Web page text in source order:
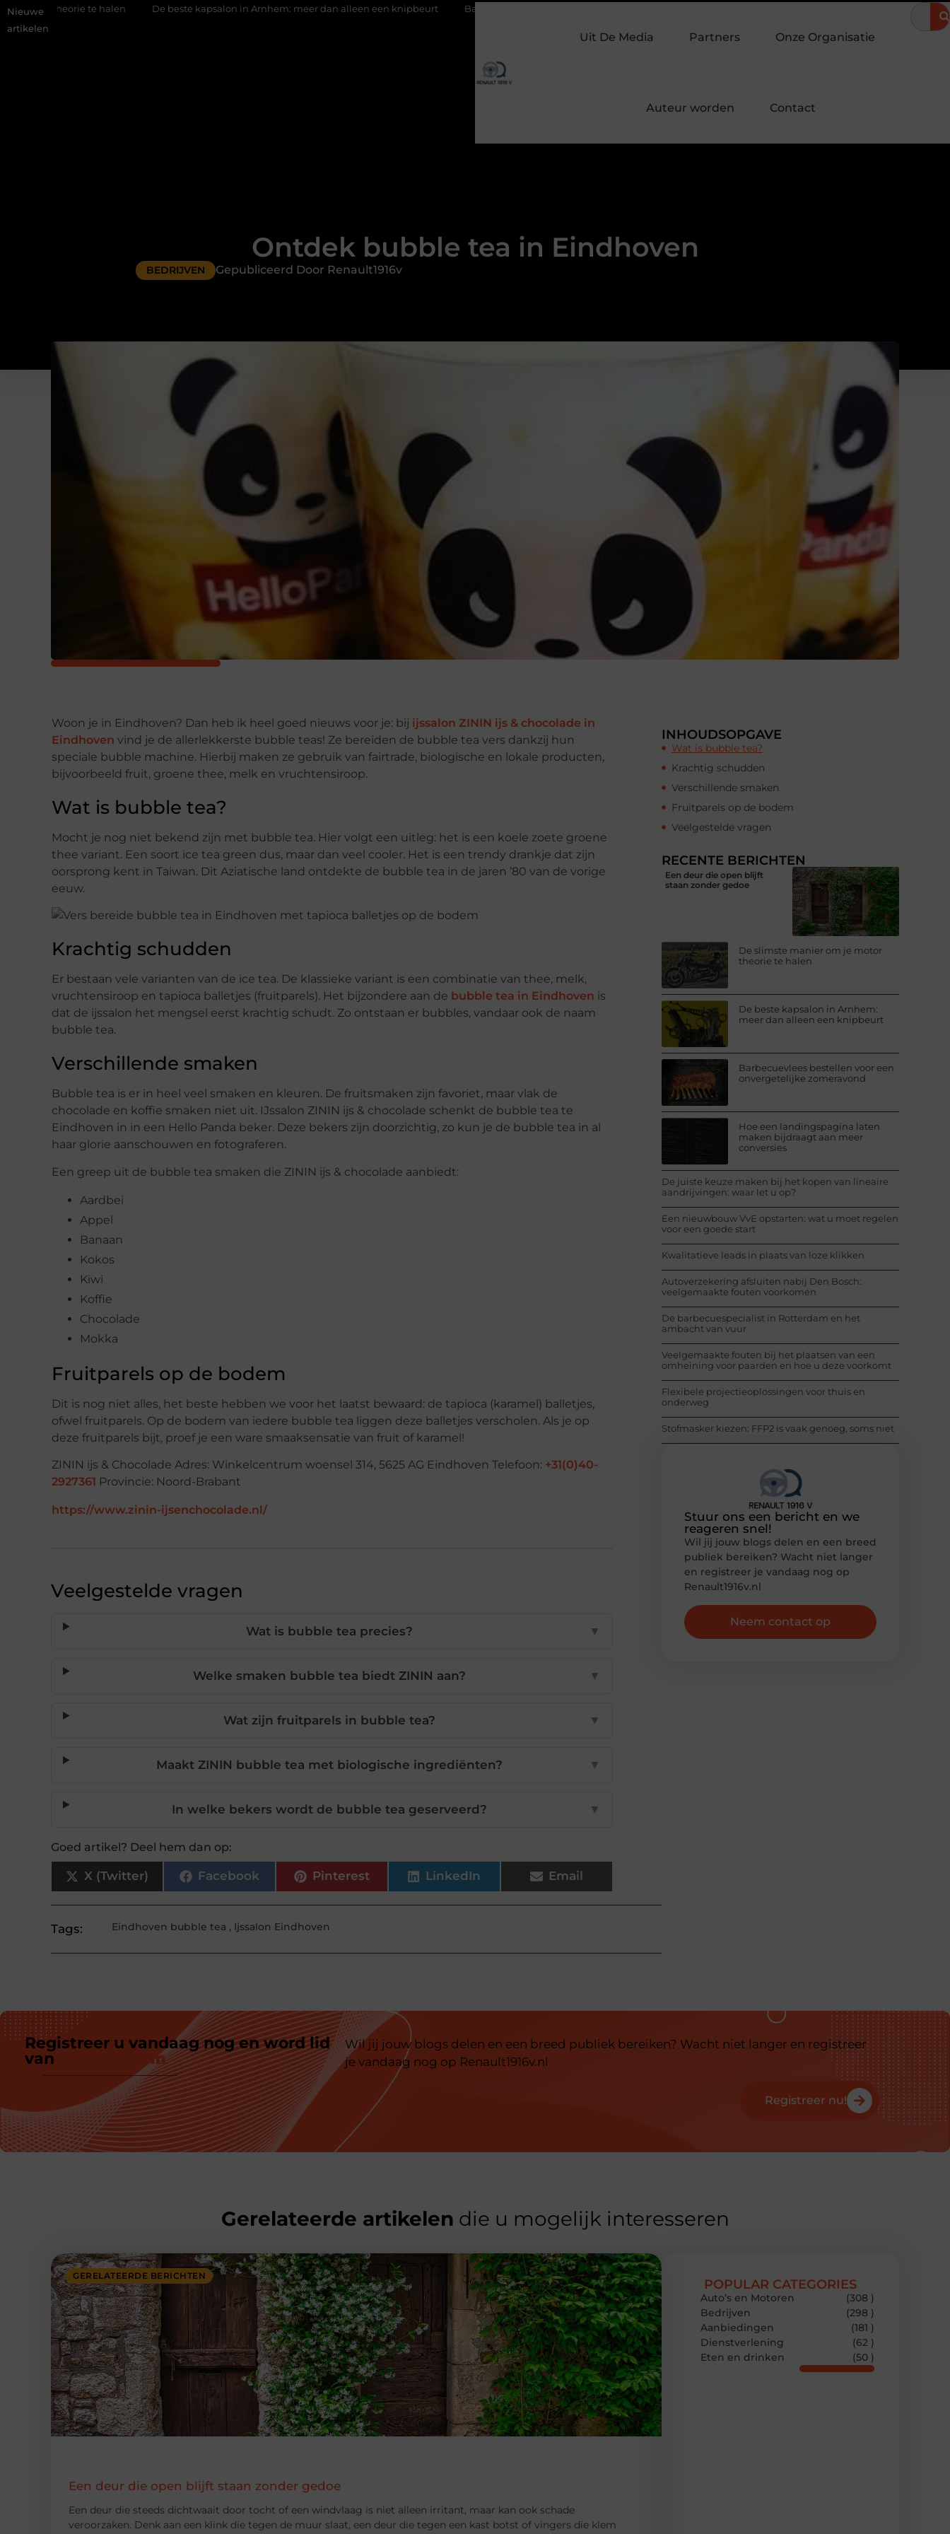
Nieuwe
artikelen
te halen De beste kapsalon in Arnhem: meer dan alleen een knipbeurt Barbecuevlees bestellen voor een onvergetelijke zomeravond Hoe een landingspagina laten maken bijdraagt aan
Uit De Media Partners Onze Organisatie
Auteur worden Contact
Ontdek bubble tea in Eindhoven
BEDRIJVEN Gepubliceerd Door Renault1916v
Woon je in Eindhoven? Dan heb ik heel goed nieuws voor je: bij ijssalon ZININ ijs & chocolade in
Eindhoven vind je de allerlekkerste bubble teas! Ze bereiden de bubble tea vers dankzij hun
speciale bubble machine. Hierbij maken ze gebruik van fairtrade, biologische en lokale producten,
bijvoorbeeld fruit, groene thee, melk en vruchtensiroop.
Wat is bubble tea?
Mocht je nog niet bekend zijn met bubble tea. Hier volgt een uitleg: het is een koele zoete groene
thee variant. Een soort ice tea green dus, maar dan veel cooler. Het is een trendy drankje dat zijn
oorsprong kent in Taiwan. Dit Aziatische land ontdekte de bubble tea in de jaren ’80 van de vorige
eeuw.
Krachtig schudden
Er bestaan vele varianten van de ice tea. De klassieke variant is een combinatie van thee, melk,
vruchtensiroop en tapioca balletjes (fruitparels). Het bijzondere aan de bubble tea in Eindhoven is
dat de ijssalon het mengsel eerst krachtig schudt. Zo ontstaan er bubbles, vandaar ook de naam
bubble tea.
Verschillende smaken
Bubble tea is er in heel veel smaken en kleuren. De fruitsmaken zijn favoriet, maar vlak de
chocolade en koffie smaken niet uit. IJssalon ZININ ijs & chocolade schenkt de bubble tea te
Eindhoven in in een Hello Panda beker. Deze bekers zijn doorzichtig, zo kun je de bubble tea in al
haar glorie aanschouwen en fotograferen.
Een greep uit de bubble tea smaken die ZININ ijs & chocolade aanbiedt:
Aardbei
Appel
Banaan
Kokos
Kiwi
Koffie
Chocolade
Mokka
Fruitparels op de bodem
Dit is nog niet alles, het beste hebben we voor het laatst bewaard: de tapioca (karamel) balletjes,
ofwel fruitparels. Op de bodem van iedere bubble tea liggen deze balletjes verscholen. Als je op
deze fruitparels bijt, proef je een ware smaaksensatie van fruit of karamel!
ZININ ijs & Chocolade Adres: Winkelcentrum woensel 314, 5625 AG Eindhoven Telefoon: +31(0)40-
2927361 Provincie: Noord-Brabant
https://www.zinin-ijsenchocolade.nl/
Veelgestelde vragen
Wat is bubble tea precies? ▼
Welke smaken bubble tea biedt ZININ aan? ▼
Wat zijn fruitparels in bubble tea? ▼
Maakt ZININ bubble tea met biologische ingrediënten? ▼
In welke bekers wordt de bubble tea geserveerd? ▼
Goed artikel? Deel hem dan op:
X (Twitter) Facebook Pinterest LinkedIn Email
Tags: Eindhoven bubble tea , Ijssalon Eindhoven
INHOUDSOPGAVE
Wat is bubble tea?
Krachtig schudden
Verschillende smaken
Fruitparels op de bodem
Veelgestelde vragen
RECENTE BERICHTEN
Een deur die open blijft
staan zonder gedoe
De slimste manier om je motor
theorie te halen
De beste kapsalon in Arnhem:
meer dan alleen een knipbeurt
Barbecuevlees bestellen voor een
onvergetelijke zomeravond
Hoe een landingspagina laten
maken bijdraagt aan meer
conversies
De juiste keuze maken bij het kopen van lineaire
aandrijvingen: waar let u op?
Een nieuwbouw VvE opstarten: wat u moet regelen
voor een goede start
Kwalitatieve leads in plaats van loze klikken
Autoverzekering afsluiten nabij Den Bosch:
veelgemaakte fouten voorkomen
De barbecuespecialist in Rotterdam en het
ambacht van vuur
Veelgemaakte fouten bij het plaatsen van een
omheining voor paarden en hoe u deze voorkomt
Flexibele projectieoplossingen voor thuis en
onderweg
Stofmasker kiezen: FFP2 is vaak genoeg, soms niet
Stuur ons een bericht en we
reageren snel!
Wil jij jouw blogs delen en een breed
publiek bereiken? Wacht niet langer
en registreer je vandaag nog op
Renault1916v.nl
Neem contact op
Registreer u vandaag nog en word lid
van
ons platform
Wil jij jouw blogs delen en een breed publiek bereiken? Wacht niet langer en registreer
je vandaag nog op Renault1916v.nl
Registreer nu!
Gerelateerde artikelen die u mogelijk interesseren
GERELATEERDE BERICHTEN
Een deur die open blijft staan zonder gedoe
Een deur die steeds dichtwaait door tocht of een windvlaag is niet alleen irritant, maar kan ook schade
veroorzaken. Denk aan een klink die tegen de muur slaat, een deur die tegen een kast botst of vingers die klem
POPULAR CATEGORIES
Auto’s en Motoren
(308 )
Bedrijven
(298 )
Aanbiedingen
(181 )
Dienstverlening
(62 )
Eten en drinken
(50 )